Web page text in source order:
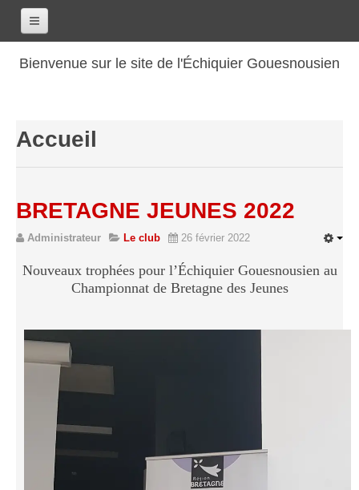
Bienvenue sur le site de l'Échiquier Gouesnousien
Les renseignements
Les coordonnées
Les tarifs
Les licenciés
Les bilans sportifs
Les archives
Saison 2016-2017
Saison 2015-2016
Saison 2014-2015
Saison 2013-2014
Saison 2012-2013
Saison 2011-2012
Accueil
BRETAGNE JEUNES 2022
Administrateur Le club 26 février 2022
Nouveaux trophées pour l’Échiquier Gouesnousien au
Championnat de Bretagne des Jeunes